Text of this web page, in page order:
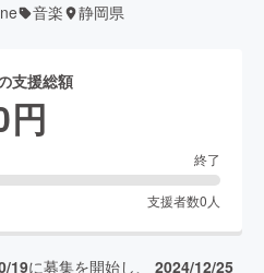
音楽 静岡県
支援総額
円
終了
支援者数0 人
19に募集を開始し、 2024/12/25